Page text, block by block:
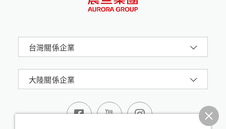
台灣關係企業
大陸關係企業